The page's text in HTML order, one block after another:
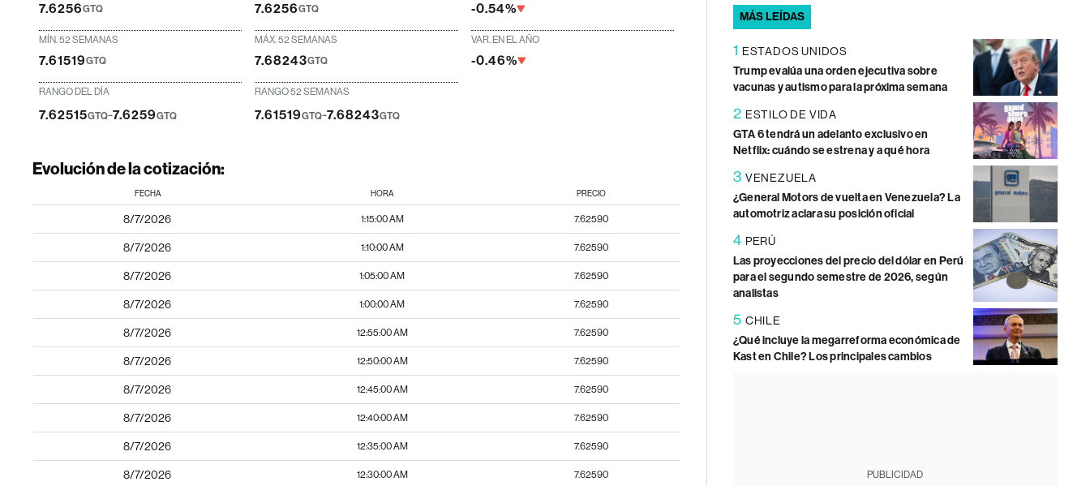
7.6256GTQ 7.6256GTQ -0.54%
MÍN. 52 SEMANAS
7.61519GTQ
MÁX. 52 SEMANAS
7.68243GTQ
VAR. EN EL AÑO
-0.46%
RANGO DEL DÍA
7.62515GTQ-7.6259GTQ
RANGO 52 SEMANAS
7.61519GTQ-7.68243GTQ
Evolución de la cotización:
FECHA HORA PRECIO
8/7/2026 1:15:00 AM 7.62590
8/7/2026 1:10:00 AM 7.62590
8/7/2026 1:05:00 AM 7.62590
8/7/2026 1:00:00 AM 7.62590
8/7/2026 12:55:00 AM 7.62590
8/7/2026 12:50:00 AM 7.62590
8/7/2026 12:45:00 AM 7.62590
8/7/2026 12:40:00 AM 7.62590
8/7/2026 12:35:00 AM 7.62590
8/7/2026 12:30:00 AM 7.62590
MÁS LEÍDAS
1 ESTADOS UNIDOS
Trump evalúa una orden ejecutiva sobre
vacunas y autismo para la próxima semana
2 ESTILO DE VIDA
GTA 6 tendrá un adelanto exclusivo en
Netflix: cuándo se estrena y a qué hora
3 VENEZUELA
¿General Motors de vuelta en Venezuela? La
automotriz aclara su posición oficial
4 PERÚ
Las proyecciones del precio del dólar en Perú
para el segundo semestre de 2026, según
analistas
5 CHILE
¿Qué incluye la megarreforma económica de
Kast en Chile? Los principales cambios
PUBLICIDAD